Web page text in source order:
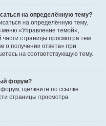
на определённую тему?
на определённую тему,
меню «Управление темой»,
части страницы просмотра тем.
о получении ответа» при
на соответствующую тему.
форум?
щёлкните по ссылке
страницы просмотра